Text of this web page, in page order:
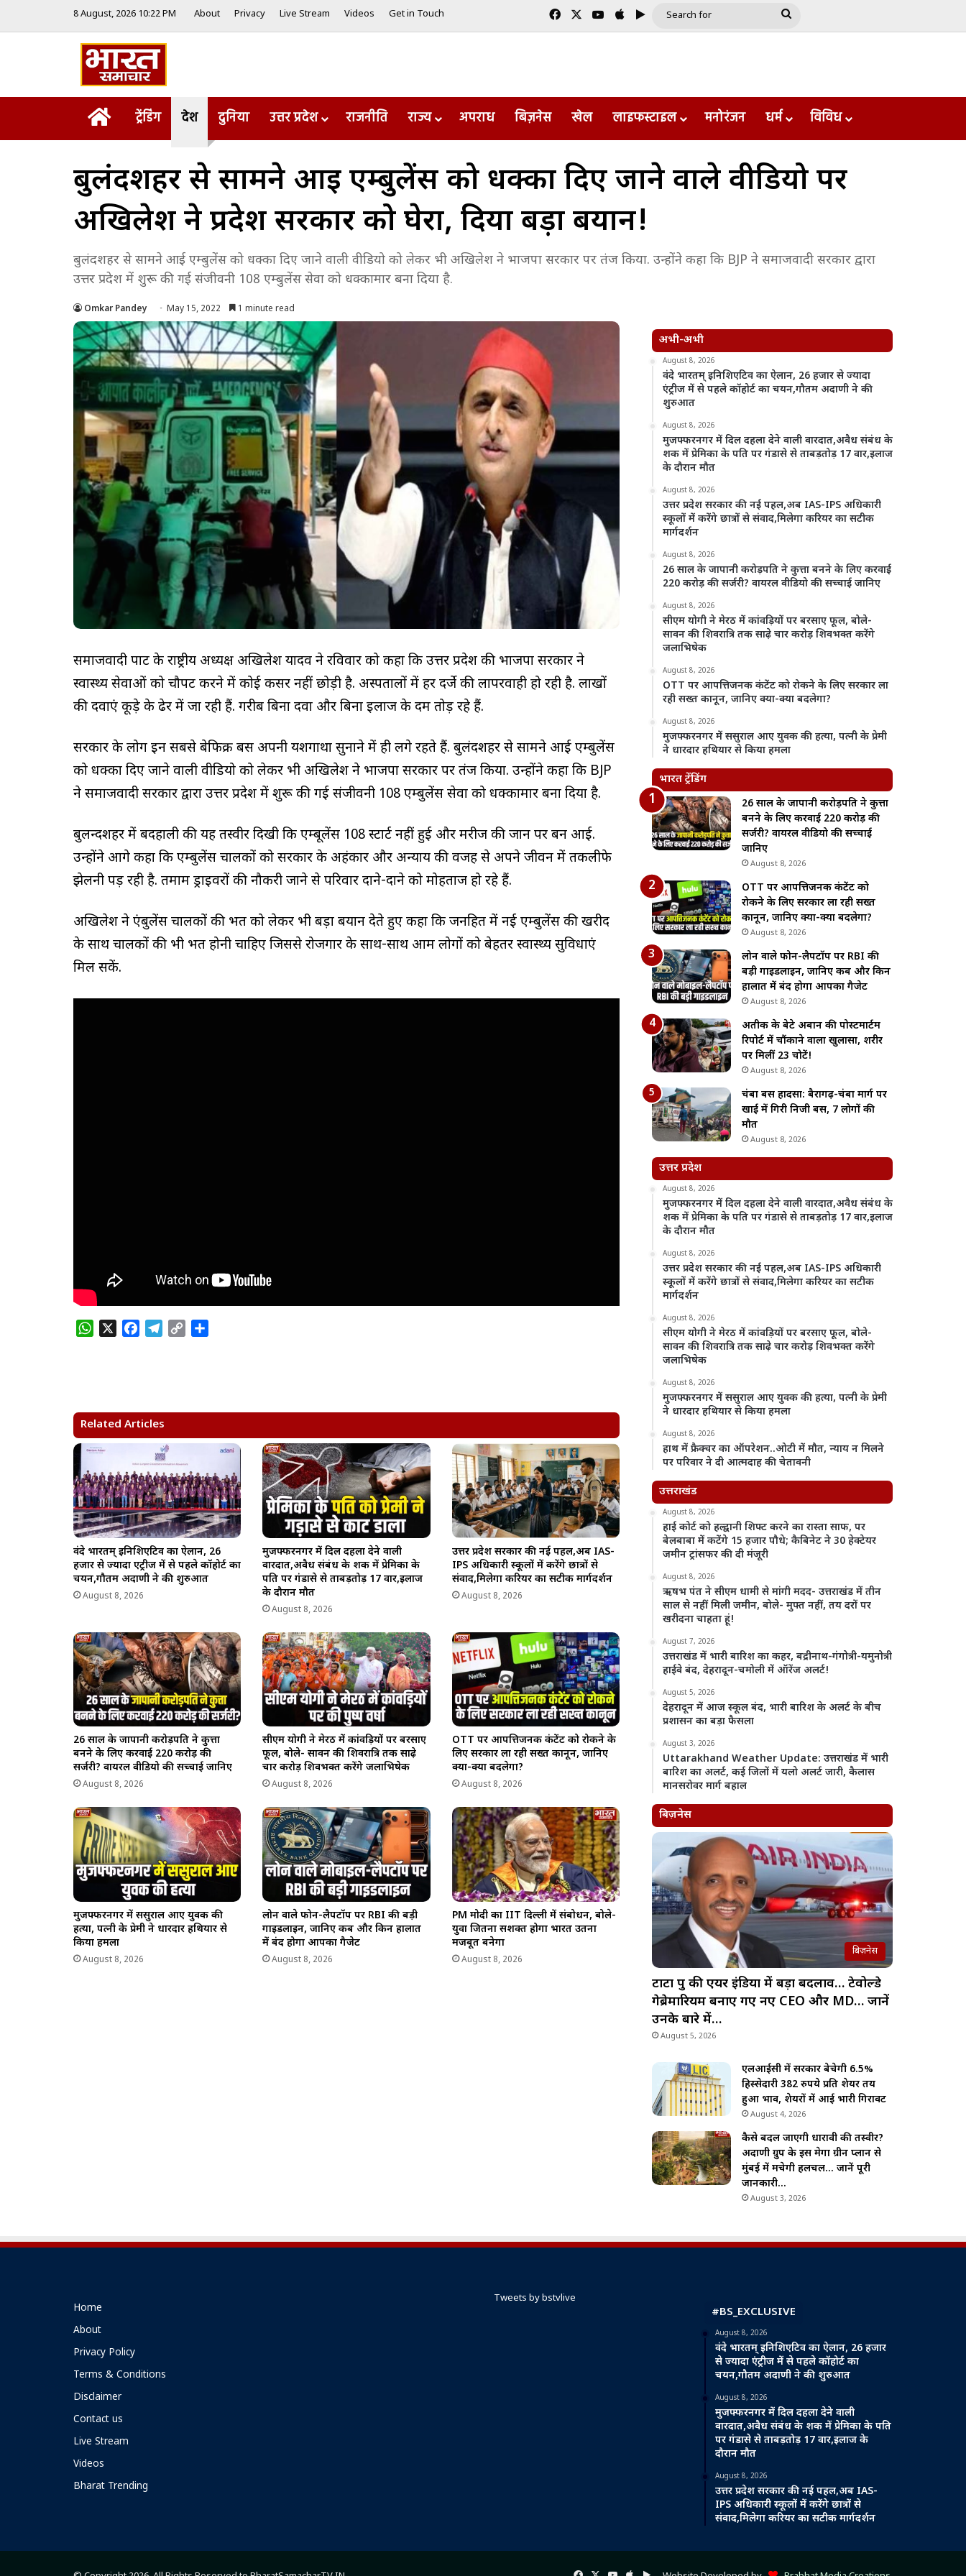
8 August, 2026 10:22 PM About Privacy Live Stream Videos Get in Touch FacebookYouTube
AppleGoogle Play
Search
Homeट्रेंडिंग देश दुनिया उत्तर प्रदेश राजनीति राज्य अपराध बिज़नेस खेल लाइफस्टाइल मनोरंजन धर्म विविध
बुलंदशहर से सामने आई एम्बुलेंस को धक्का दिए जाने वाले वीडियो पर
अखिलेश ने प्रदेश सरकार को घेरा, दिया बड़ा बयान!
बुलंदशहर से सामने आई एम्बुलेंस को धक्का दिए जाने वाली वीडियो को लेकर भी अखिलेश ने भाजपा सरकार पर तंज किया. उन्होंने कहा कि BJP ने समाजवादी सरकार द्वारा
उत्तर प्रदेश में शुरू की गई संजीवनी 108 एम्बुलेंस सेवा को धक्कामार बना दिया है.
Omkar Pandey May 15, 2022 1 minute read
समाजवादी पार्टी के राष्ट्रीय अध्यक्ष अखिलेश यादव ने रविवार को कहा कि उत्तर प्रदेश की भाजपा सरकार ने
स्वास्थ्य सेवाओं को चौपट करने में कोई कसर नहीं छोड़ी है. अस्पतालों में हर दर्जे की लापरवाही हो रही है. लाखों
की दवाएं कूड़े के ढेर में जा रही हैं. गरीब बिना दवा और बिना इलाज के दम तोड़ रहे हैं.
सरकार के लोग इन सबसे बेफिक्र बस अपनी यशगाथा सुनाने में ही लगे रहते हैं. बुलंदशहर से सामने आई एम्बुलेंस
को धक्का दिए जाने वाली वीडियो को लेकर भी अखिलेश ने भाजपा सरकार पर तंज किया. उन्होंने कहा कि BJP
ने समाजवादी सरकार द्वारा उत्तर प्रदेश में शुरू की गई संजीवनी 108 एम्बुलेंस सेवा को धक्कामार बना दिया है.
बुलन्दशहर में बदहाली की यह तस्वीर दिखी कि एम्बूलेंस 108 स्टार्ट नहीं हुई और मरीज की जान पर बन आई.
उन्होंने आगे कहा कि एम्बुलेंस चालकों को सरकार के अहंकार और अन्याय की वजह से अपने जीवन में तकलीफे
झेलनी पड़ रही है. तमाम ड्राइवरों की नौकरी जाने से परिवार दाने-दाने को मोहताज हो रहे हैं.
अखिलेश ने एंबुलेंस चालकों की भर्ती को लेकर भी बड़ा बयान देते हुए कहा कि जनहित में नई एम्बुलेंस की खरीद
के साथ चालकों की भी भर्ती होनी चाहिए जिससे रोजगार के साथ-साथ आम लोगों को बेहतर स्वास्थ्य सुविधाएं
मिल सकें.
W
A
p
p
o
o
k
r
a
m
i
k
Related Articles
वंदे भारतम् इनिशिएटिव का ऐलान, 26
हजार से ज्यादा एंट्रीज में से पहले कॉहोर्ट का
चयन,गौतम अदाणी ने की शुरुआत
August 8, 2026
मुजफ्फरनगर में दिल दहला देने वाली
वारदात,अवैध संबंध के शक में प्रेमिका के
पति पर गंडासे से ताबड़तोड़ 17 वार,इलाज
के दौरान मौत
August 8, 2026
उत्तर प्रदेश सरकार की नई पहल,अब IAS-
IPS अधिकारी स्कूलों में करेंगे छात्रों से
संवाद,मिलेगा करियर का सटीक मार्गदर्शन
August 8, 2026
26 साल के जापानी करोड़पति ने कुत्ता
बनने के लिए करवाई 220 करोड़ की
सर्जरी? वायरल वीडियो की सच्चाई जानिए
August 8, 2026
सीएम योगी ने मेरठ में कांवड़ियों पर बरसाए
फूल, बोले- सावन की शिवरात्रि तक साढ़े
चार करोड़ शिवभक्त करेंगे जलाभिषेक
August 8, 2026
OTT पर आपत्तिजनक कंटेंट को रोकने के
लिए सरकार ला रही सख्त कानून, जानिए
क्या-क्या बदलेगा?
August 8, 2026
मुजफ्फरनगर में ससुराल आए युवक की
हत्या, पत्नी के प्रेमी ने धारदार हथियार से
किया हमला
August 8, 2026
लोन वाले फोन-लैपटॉप पर RBI की बड़ी
गाइडलाइन, जानिए कब और किन हालात
में बंद होगा आपका गैजेट
August 8, 2026
PM मोदी का IIT दिल्ली में संबोधन, बोले-
युवा जितना सशक्त होगा भारत उतना
मजबूत बनेगा
August 8, 2026
अभी-अभी
August 8, 2026
वंदे भारतम् इनिशिएटिव का ऐलान, 26 हजार से ज्यादा
एंट्रीज में से पहले कॉहोर्ट का चयन,गौतम अदाणी ने की
शुरुआत
August 8, 2026
मुजफ्फरनगर में दिल दहला देने वाली वारदात,अवैध संबंध के
शक में प्रेमिका के पति पर गंडासे से ताबड़तोड़ 17 वार,इलाज
के दौरान मौत
August 8, 2026
उत्तर प्रदेश सरकार की नई पहल,अब IAS-IPS अधिकारी
स्कूलों में करेंगे छात्रों से संवाद,मिलेगा करियर का सटीक
मार्गदर्शन
August 8, 2026
26 साल के जापानी करोड़पति ने कुत्ता बनने के लिए करवाई
220 करोड़ की सर्जरी? वायरल वीडियो की सच्चाई जानिए
August 8, 2026
सीएम योगी ने मेरठ में कांवड़ियों पर बरसाए फूल, बोले-
सावन की शिवरात्रि तक साढ़े चार करोड़ शिवभक्त करेंगे
जलाभिषेक
August 8, 2026
OTT पर आपत्तिजनक कंटेंट को रोकने के लिए सरकार ला
रही सख्त कानून, जानिए क्या-क्या बदलेगा?
August 8, 2026
मुजफ्फरनगर में ससुराल आए युवक की हत्या, पत्नी के प्रेमी
ने धारदार हथियार से किया हमला
भारत ट्रेंडिंग
26 साल के जापानी करोड़पति ने कुत्ता
बनने के लिए करवाई 220 करोड़ की
सर्जरी? वायरल वीडियो की सच्चाई
जानिए
August 8, 2026
OTT पर आपत्तिजनक कंटेंट को
रोकने के लिए सरकार ला रही सख्त
कानून, जानिए क्या-क्या बदलेगा?
August 8, 2026
लोन वाले फोन-लैपटॉप पर RBI की
बड़ी गाइडलाइन, जानिए कब और किन
हालात में बंद होगा आपका गैजेट
August 8, 2026
अतीक के बेटे अबान की पोस्टमार्टम
रिपोर्ट में चौंकाने वाला खुलासा, शरीर
पर मिलीं 23 चोटें!
August 8, 2026
चंबा बस हादसा: बैरागढ़-चंबा मार्ग पर
खाई में गिरी निजी बस, 7 लोगों की
मौत
August 8, 2026
उत्तर प्रदेश
August 8, 2026
मुजफ्फरनगर में दिल दहला देने वाली वारदात,अवैध संबंध के
शक में प्रेमिका के पति पर गंडासे से ताबड़तोड़ 17 वार,इलाज
के दौरान मौत
August 8, 2026
उत्तर प्रदेश सरकार की नई पहल,अब IAS-IPS अधिकारी
स्कूलों में करेंगे छात्रों से संवाद,मिलेगा करियर का सटीक
मार्गदर्शन
August 8, 2026
सीएम योगी ने मेरठ में कांवड़ियों पर बरसाए फूल, बोले-
सावन की शिवरात्रि तक साढ़े चार करोड़ शिवभक्त करेंगे
जलाभिषेक
August 8, 2026
मुजफ्फरनगर में ससुराल आए युवक की हत्या, पत्नी के प्रेमी
ने धारदार हथियार से किया हमला
August 8, 2026
हाथ में फ्रैक्चर का ऑपरेशन..ओटी में मौत, न्याय न मिलने
पर परिवार ने दी आत्मदाह की चेतावनी
उत्तराखंड
August 8, 2026
हाई कोर्ट को हल्द्वानी शिफ्ट करने का रास्ता साफ, पर
बेलबाबा में कटेंगे 15 हजार पौधे; कैबिनेट ने 30 हेक्टेयर
जमीन ट्रांसफर की दी मंजूरी
August 8, 2026
ऋषभ पंत ने सीएम धामी से मांगी मदद- उत्तराखंड में तीन
साल से नहीं मिली जमीन, बोले- मुफ्त नहीं, तय दरों पर
खरीदना चाहता हूं!
August 7, 2026
उत्तराखंड में भारी बारिश का कहर, बद्रीनाथ-गंगोत्री-यमुनोत्री
हाईवे बंद, देहरादून-चमोली में ऑरेंज अलर्ट!
August 5, 2026
देहरादून में आज स्कूल बंद, भारी बारिश के अलर्ट के बीच
प्रशासन का बड़ा फैसला
August 3, 2026
Uttarakhand Weather Update: उत्तराखंड में भारी
बारिश का अलर्ट, कई जिलों में यलो अलर्ट जारी, कैलास
मानसरोवर मार्ग बहाल
बिज़नेस
बिज़नेस
टाटा ग्रुप की एयर इंडिया में बड़ा बदलाव… टेवोल्डे
गेब्रेमारियम बनाए गए नए CEO और MD… जानें
उनके बारे में…
August 5, 2026
एलआईसी में सरकार बेचेगी 6.5%
हिस्सेदारी 382 रुपये प्रति शेयर तय
हुआ भाव, शेयरों में आई भारी गिरावट
August 4, 2026
कैसे बदल जाएगी धारावी की तस्वीर?
अदाणी ग्रुप के इस मेगा ग्रीन प्लान से
मुंबई में मचेगी हलचल… जानें पूरी
जानकारी…
August 3, 2026
Home
About
Privacy Policy
Terms & Conditions
Disclaimer
Contact us
Live Stream
Videos
Bharat Trending
Tweets by bstvlive
#BS_EXCLUSIVE
August 8, 2026
वंदे भारतम् इनिशिएटिव का ऐलान, 26 हजार
से ज्यादा एंट्रीज में से पहले कॉहोर्ट का
चयन,गौतम अदाणी ने की शुरुआत
August 8, 2026
मुजफ्फरनगर में दिल दहला देने वाली
वारदात,अवैध संबंध के शक में प्रेमिका के पति
पर गंडासे से ताबड़तोड़ 17 वार,इलाज के
दौरान मौत
August 8, 2026
उत्तर प्रदेश सरकार की नई पहल,अब IAS-
IPS अधिकारी स्कूलों में करेंगे छात्रों से
संवाद,मिलेगा करियर का सटीक मार्गदर्शन